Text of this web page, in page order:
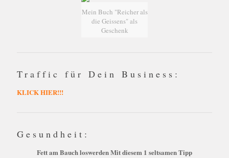
Mein Buch "Reicher als
die Geissens" als
Geschenk
Traffic für Dein Business:
KLICK HIER!!!
Gesundheit:
Fett am Bauch loswerden Mit diesem 1 seltsamen Tipp